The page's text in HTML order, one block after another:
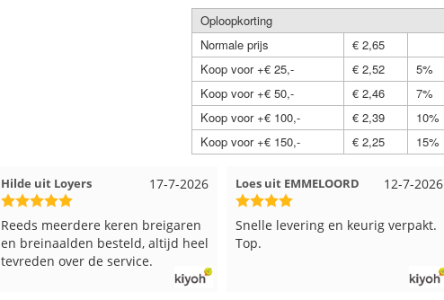
Oploopkorting
Normale prijs
€ 2,65
Koop voor +€ 25,-
€ 2,52
5%
Koop voor +€ 50,-
€ 2,46
7%
Koop voor +€ 100,-
€ 2,39
10%
Koop voor +€ 150,-
€ 2,25 15%
17-7-2026
Hilde uit Loyers
Reeds meerdere keren breigaren
en breinaalden besteld, altijd heel
tevreden over de service.
12-7-2026
Loes uit EMMELOORD
Snelle levering en keurig verpakt.
Top.